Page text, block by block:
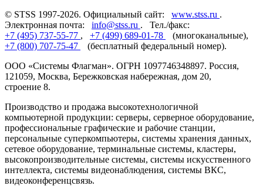
© STSS 1997-2026. Официальный сайт: www.stss.ru .
Электронная почта: info@stss.ru . Тел./факс:
+7 (495) 737-55-77 , +7 (499) 689-01-78
(многоканальные),
+7 (800) 707-75-47
(бесплатный федеральный номер).
ООО «Системы Флагман». ОГРН 1097746348897. Россия,
121059, Москва, Бережковская набережная, дом 20,
строение 8.
Производство и продажа высокотехнологичной
компьютерной продукции: серверы, серверное оборудование,
профессиональные графические и рабочие станции,
персональные суперкомпьютеры, системы хранения данных,
сетевое оборудование, терминальные системы, кластеры,
высокопроизводительные системы, системы искусственного
интеллекта, системы видеонаблюдения, системы ВКС,
видеоконференцсвязь.